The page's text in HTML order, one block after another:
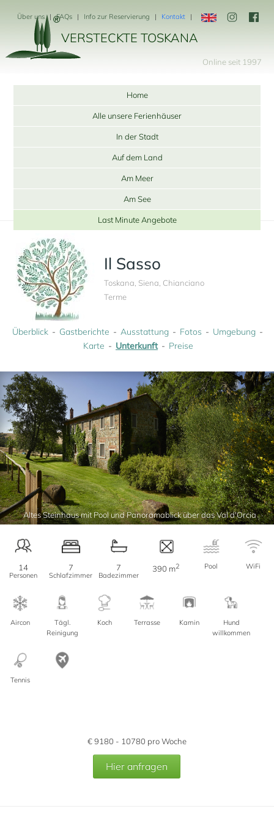
VERSTECKTE TOSKANA
Über uns FAQs Info zur Reservierung Kontakt
Online seit 1997
Home
Alle unsere Ferienhäuser
In der Stadt
Auf dem Land
Am Meer
Am See
Last Minute Angebote
Il Sasso
Toskana, Siena, Chianciano
Terme
Überblick Gastberichte Ausstattung Fotos
Umgebung
Karte
Unterkunft Preise
Altes Steinhaus mit Pool und Panoramablick über das Val d'Orcia
14
Personen
7
Schlafzimmer
7
Badezimmer
390 m2 Pool WiFi
Aircon
Tägl.
Reinigung
Koch Terrasse Kamin
Hund
willkommen
Tennis
€9180 - 10780 pro Woche
Hier anfragen